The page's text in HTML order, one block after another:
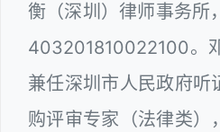
衡（深圳）律师事务所
403201810022100。
兼任深圳市人民政府听
购评审专家（法律类）